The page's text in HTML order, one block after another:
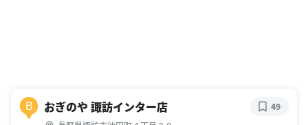
B おぎのや 諏訪インター店 49